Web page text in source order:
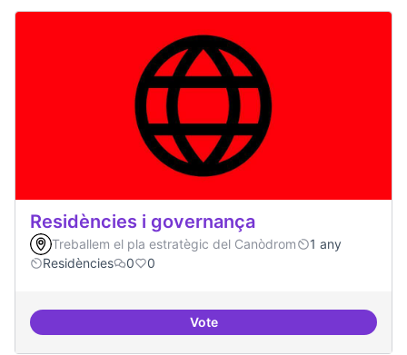
Residències i governança
Treballem el pla estratègic del Canòdrom
1 any
Residències
0 0
VoteResidències i governança